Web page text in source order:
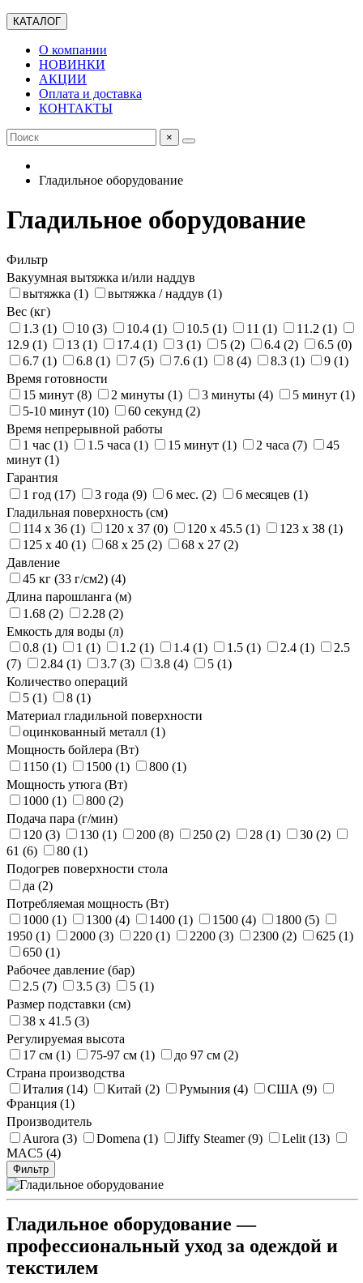
КАТАЛОГ
О компании
НОВИНКИ
АКЦИИ
Оплата и доставка
КОНТАКТЫ
×
Гладильное оборудование
Гладильное оборудование
Фильтр
Вакуумная вытяжка и/или наддув
вытяжка (1)
вытяжка / наддув (1)
Вес (кг)
1.3 (1)
10 (3) 10.4 (1) 10.5 (1) 11 (1)
11.2 (1)
12.9 (1)
13 (1) 17.4 (1) 3 (1) 5 (2) 6.4 (2)
6.5 (0)
6.7 (1)
6.8 (1) 7 (5) 7.6 (1) 8 (4) 8.3 (1)
9 (1)
Время готовности
15 минут (8)
2 минуты (1) 3 минуты (4)
5 минут (1)
5-10 минут (10)
60 секунд (2)
Время непрерывной работы
1 час (1)
1.5 часа (1) 15 минут (1) 2 часа (7)
45
минут (1)
Гарантия
1 год (17)
3 года (9) 6 мес. (2)
6 месяцев (1)
Гладильная поверхность (см)
114 x 36 (1)
120 х 37 (0) 120 х 45.5 (1)
123 x 38 (1)
125 х 40 (1)
68 х 25 (2)
68 х 27 (2)
Давление
45 кг (33 г/см2) (4)
Длина парошланга (м)
1.68 (2)
2.28 (2)
Емкость для воды (л)
0.8 (1)
1 (1) 1.2 (1) 1.4 (1) 1.5 (1) 2.4 (1)
2.5
(7)
2.84 (1) 3.7 (3) 3.8 (4)
5 (1)
Количество операций
5 (1)
8 (1)
Материал гладильной поверхности
оцинкованный металл (1)
Мощность бойлера (Вт)
1150 (1)
1500 (1)
800 (1)
Мощность утюга (Вт)
1000 (1)
800 (2)
Подача пара (г/мин)
120 (3)
130 (1) 200 (8) 250 (2) 28 (1)
30 (2)
61 (6)
80 (1)
Подогрев поверхности стола
да (2)
Потребляемая мощность (Вт)
1000 (1)
1300 (4) 1400 (1) 1500 (4)
1800 (5)
1950 (1)
2000 (3) 220 (1) 2200 (3) 2300 (2)
625 (1)
650 (1)
Рабочее давление (бар)
2.5 (7)
3.5 (3)
5 (1)
Размер подставки (см)
38 х 41.5 (3)
Регулируемая высота
17 см (1)
75-97 см (1)
до 97 см (2)
Страна производства
Италия (14)
Китай (2) Румыния (4)
США (9)
Франция (1)
Производитель
Aurora (3)
Domena (1) Jiffy Steamer (9)
Lelit (13)
MAC5 (4)
Фильтр
Гладильное оборудование —
профессиональный уход за одеждой и
текстилем